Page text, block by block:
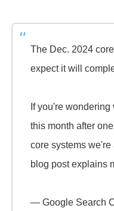
The Dec. 2024
expect it will
If you're
this month after
core systems
blog post explains
— Google Search